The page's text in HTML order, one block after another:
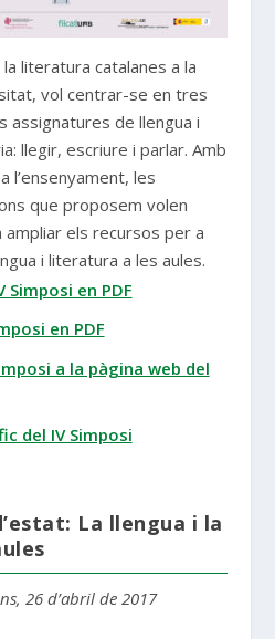
literatura catalanes a la
vol centrar-se en tres
assignatures de llengua i
llegir, escriure i parlar. Amb
l’ensenyament, les
que proposem volen
els recursos per a
i literatura a les aules.
Simposi en PDF
en PDF
a la pàgina web del
del IV Simposi
La llengua i la
26 d’abril de 2017